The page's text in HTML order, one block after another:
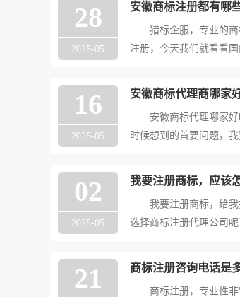
28
2025-05
安徽商标注册都有哪
猎标企服，专业的商
注册，今天我们就看看
那么商标注册原则都有
16
2025-05
安徽商标代理商哪家
安徽商标代理哪家好
时候想到的首要问题，
行商标注册流程及费用
02
2025-05
我要注册商标，应该
我要注册商标，给我
选择商标注册代理公司
作的商标注册代理公司
21 商标注册咨询电话是
商标注册，专业性非